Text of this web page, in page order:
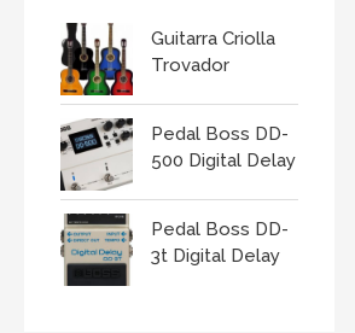
Guitarra Criolla
Trovador
Pedal Boss DD-
500 Digital Delay
Pedal Boss DD-
3t Digital Delay